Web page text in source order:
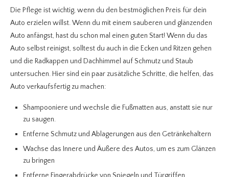
Die Pflege ist wichtig, wenn du den bestmöglichen Preis für dein
Auto erzielen willst. Wenn du mit einem sauberen und glänzenden
Auto anfängst, hast du schon mal einen guten Start! Wenn du das
Auto selbst reinigst, solltest du auch in die Ecken und Ritzen gehen
und die Radkappen und Dachhimmel auf Schmutz und Staub
untersuchen. Hier sind ein paar zusätzliche Schritte, die helfen, das
Auto verkaufsfertig zu machen:
Shampooniere und wechsle die Fußmatten aus, anstatt sie nur
zu saugen.
Entferne Schmutz und Ablagerungen aus den Getränkehaltern
Wachse das Innere und Äußere des Autos, um es zum Glänzen
zu bringen